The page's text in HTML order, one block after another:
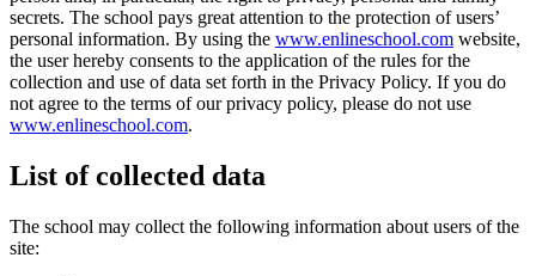
secrets. The school pays great attention to the protection of users’
personal information. By using the www.enlineschool.com website,
the user hereby consents to the application of the rules for the
collection and use of data set forth in the Privacy Policy. If you do
not agree to the terms of our privacy policy, please do not use
www.enlineschool.com.
List of collected data
The school may collect the following information about users of the
site: